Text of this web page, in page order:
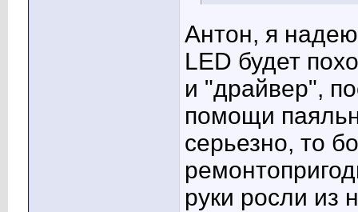
Антон, я
LED будет
и "драйвер",
помощи
серьезно, то
руки росли из